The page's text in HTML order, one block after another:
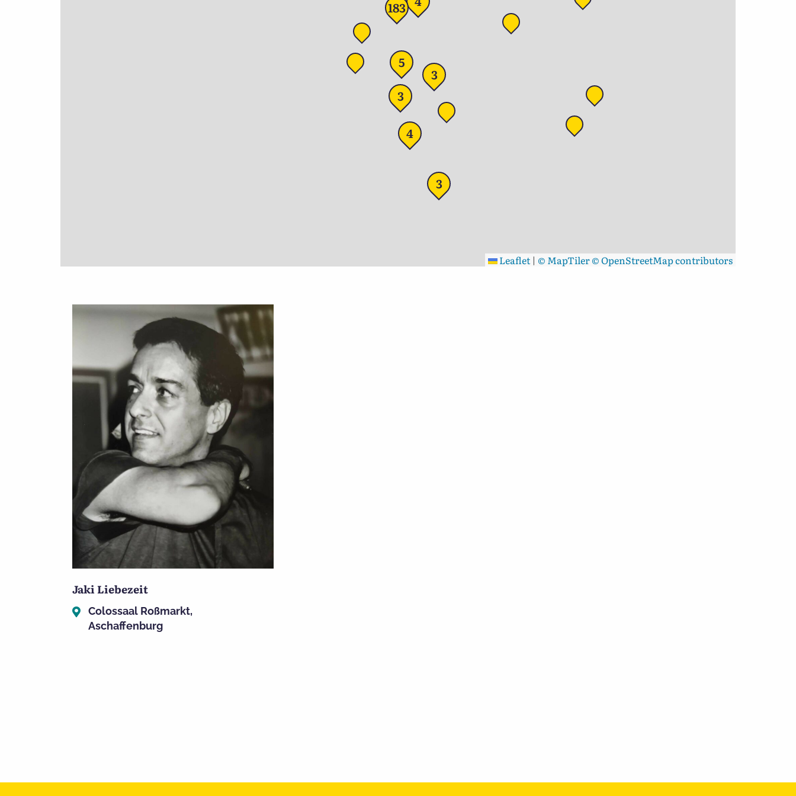
3
3
4
3
183
5
Leaflet | © MapTiler© OpenStreetMap contributors
Jaki Liebezeit
Colossaal Roßmarkt,
Aschaffenburg